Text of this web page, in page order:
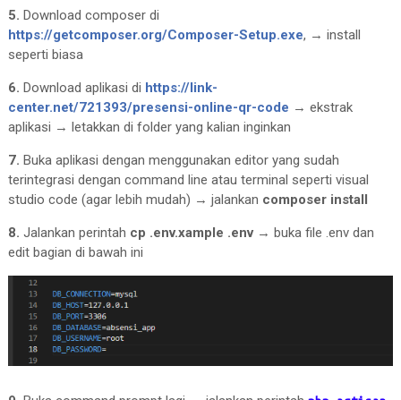
5. Download composer di
https://getcomposer.org/Composer-Setup.exe, → install
seperti biasa
6. Download aplikasi di https://link-
center.net/721393/presensi-online-qr-code → ekstrak
aplikasi → letakkan di folder yang kalian inginkan
7. Buka aplikasi dengan menggunakan editor yang sudah
terintegrasi dengan command line atau terminal seperti visual
studio code (agar lebih mudah) → jalankan composer install
8. Jalankan perintah cp .env.xample .env → buka file .env dan
edit bagian di bawah ini